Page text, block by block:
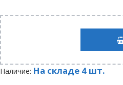
Наличие: На складе 4 шт.